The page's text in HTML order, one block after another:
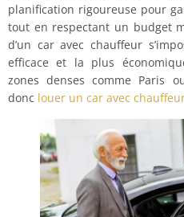
planification rigoureuse pour
tout en respectant un budget
d’un car avec chauffeur
efficace et la plus
zones denses comme Paris
donc louer un car avec